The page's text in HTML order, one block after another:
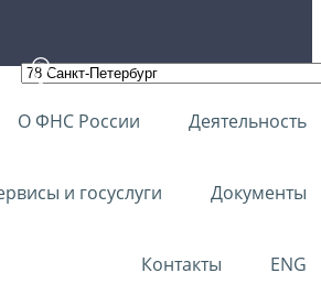
О ФНС России Деятельность
и госуслуги Документы
Контакты ENG